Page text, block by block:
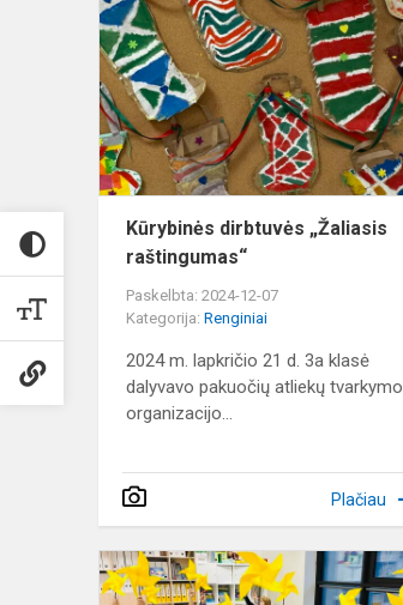
Kūrybinės dirbtuvės „Žaliasis
raštingumas“
Paskelbta: 2024-12-07
Kategorija: Renginiai
2024 m. lapkričio 21 d. 3a klasė
dalyvavo pakuočių atliekų tvarkymo
organizacijo...
Plačiau